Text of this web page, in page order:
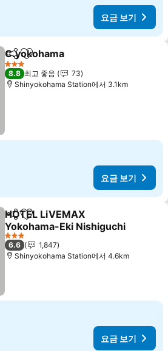
요금 보기
공유 즐겨찾기에 추가
C.yokohama
3 성급
8.8 최고 좋음
73
Shinyokohama Station에서 3.1km
요금 보기
공유 즐겨찾기에 추가
HOTEL LiVEMAX
Yokohama-Eki Nishiguchi
요금 보기
3 성급
6.6
1,847
Shinyokohama Station에서 4.6km
요금 보기